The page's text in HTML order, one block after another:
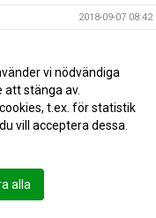
2018-09-07 08:42
2018-08-31 12:48
2018-08-28 12:22
vi nödvändiga
att stänga av.
t.ex. för statistik
vill acceptera dessa.
alla